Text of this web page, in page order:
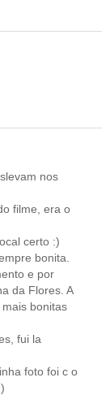
nos
filme, era o
certo :)
bonita.
e por
da Flores. A
bonitas
fui la
foto foi c o